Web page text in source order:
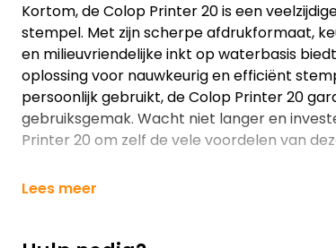
Kortom, de Colop Printer 20 is een
stempel. Met zijn scherpe afdrukformaat,
en milieuvriendelijke inkt op waterbasis
oplossing voor nauwkeurig en efficiënt
persoonlijk gebruikt, de Colop Printer 20
gebruiksgemak. Wacht niet langer en
Printer 20 om zelf de vele voordelen van
Lees meer